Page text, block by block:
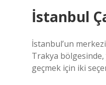
İstanbul
İstanbul’un
Trakya bölgesinde,
geçmek için iki